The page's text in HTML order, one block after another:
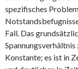
spezifisches
Fall. Das
Konstante; es ist in